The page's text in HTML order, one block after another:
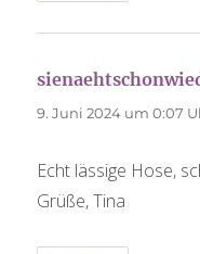
9. Juni 2024 um 0:07
Echt lässige Hose,
Grüße, Tina